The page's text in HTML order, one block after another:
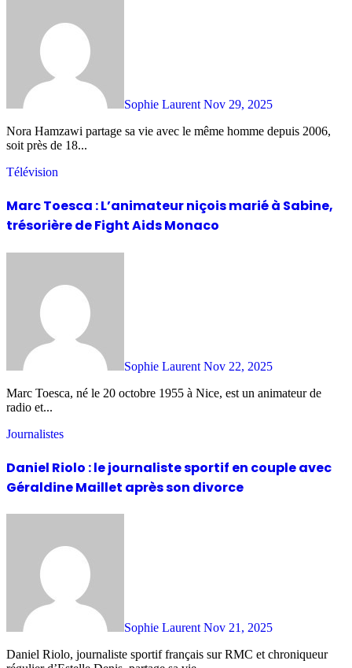
Sophie Laurent Nov 29, 2025
Nora Hamzawi partage sa vie avec le même homme depuis 2006,
soit près de 18...
Télévision
Marc Toesca : L’animateur niçois marié à Sabine,
trésorière de Fight Aids Monaco
Sophie Laurent Nov 22, 2025
Marc Toesca, né le 20 octobre 1955 à Nice, est un animateur de
radio et...
Journalistes
Daniel Riolo : le journaliste sportif en couple avec
Géraldine Maillet après son divorce
Sophie Laurent Nov 21, 2025
Daniel Riolo, journaliste sportif français sur RMC et chroniqueur